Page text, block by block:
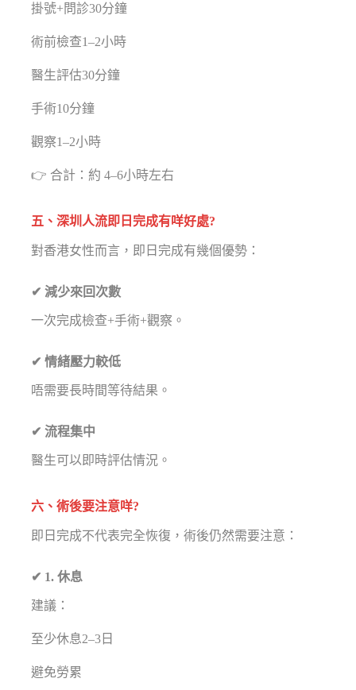
掛號+問診30分鐘
術前檢查1–2小時
醫生評估30分鐘
手術10分鐘
觀察1–2小時
👉 合計：約 4–6小時左右
五、深圳人流即日完成有咩好處?
對香港女性而言，即日完成有幾個優勢：
✔ 減少來回次數
一次完成檢查+手術+觀察。
✔ 情緒壓力較低
唔需要長時間等待結果。
✔ 流程集中
醫生可以即時評估情況。
六、術後要注意咩?
即日完成不代表完全恢復，術後仍然需要注意：
✔ 1. 休息
建議：
至少休息2–3日
避免勞累